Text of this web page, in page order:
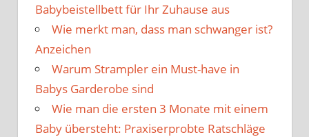
Babybeistellbett für Ihr Zuhause aus
Wie merkt man, dass man schwanger ist?
Anzeichen
Warum Strampler ein Must-have in
Babys Garderobe sind
Wie man die ersten 3 Monate mit einem
Baby übersteht: Praxiserprobte Ratschläge